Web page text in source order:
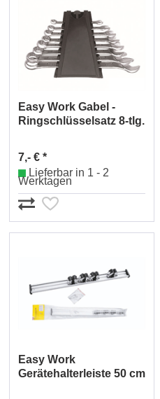
Easy Work Gabel -
Ringschlüsselsatz 8-tlg.
7,- € *
Lieferbar in 1 - 2
Werktagen
Easy Work
Gerätehalterleiste 50 cm